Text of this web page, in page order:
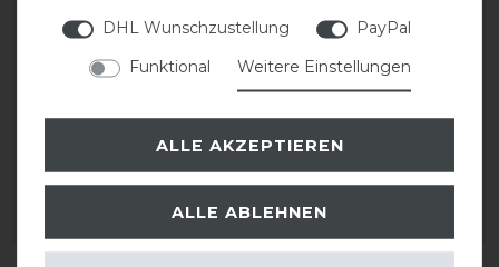
Equestro Steppweste
ARTIKEL MERKEN
Eskadron Dynamic 24
Oversized Sweatshirt
Damen
statt 49,95 €
ARTIKEL MERKEN
DHL Wunschzustellung
PayPal
Funktional
Weitere Einstellungen
ALLE AKZEPTIEREN
ALLE ABLEHNEN